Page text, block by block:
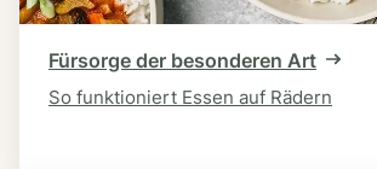
Fürsorge der besonderen Art
So funktioniert Essen auf Rädern